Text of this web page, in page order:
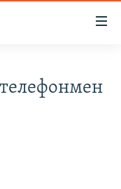
телефонмен